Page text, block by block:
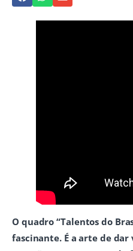
O quadro “Talentos do
fascinante. É a arte de